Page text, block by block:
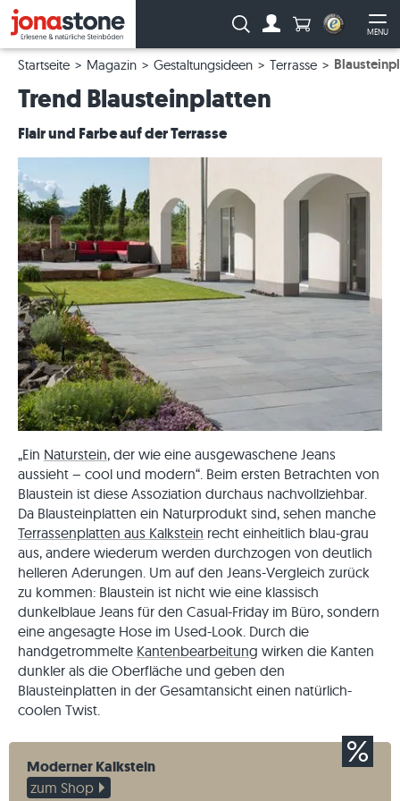
MENU
Suche: Anzahl
Startseite Magazin Gestaltungsideen Terrasse
Trend Blausteinplatten
Flair und Farbe auf der Terrasse
„Ein Naturstein, der wie eine ausgewaschene Jeans
aussieht – cool und modern“. Beim ersten Betrachten von
Blaustein ist diese Assoziation durchaus nachvollziehbar.
Da Blausteinplatten ein Naturprodukt sind, sehen manche
Terrassenplatten aus Kalkstein recht einheitlich blau-grau
aus, andere wiederum werden durchzogen von deutlich
helleren Aderungen. Um auf den Jeans-Vergleich zurück
zu kommen: Blaustein ist nicht wie eine klassisch
dunkelblaue Jeans für den Casual-Friday im Büro, sondern
eine angesagte Hose im Used-Look. Durch die
handgetrommelte Kantenbearbeitung wirken die Kanten
dunkler als die Oberfläche und geben den
Blausteinplatten in der Gesamtansicht einen natürlich-
coolen Twist.
Moderner Kalkstein
zum Shop